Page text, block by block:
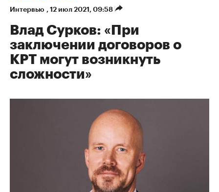
Интервью , 12 июл 2021, 09:58
Влад Сурков: «При
заключении договоров о
КРТ могут возникнуть
сложности»